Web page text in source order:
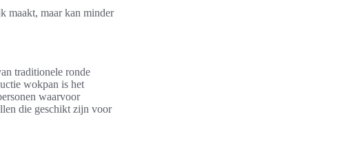
maakt, maar kan minder
traditionele ronde
wokpan is het
waarvoor
die geschikt zijn voor